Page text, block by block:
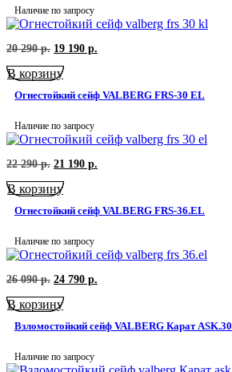
Наличие по запросу
20 290р. Первоначальная
составляла
290
19 190 р.
р..
В корзину
Огнестойкий сейф VALBERG FRS-30 EL
Наличие по запросу
22 290р. Первоначальная
составляла
290
21 190 р.
р..
В корзину
Огнестойкий сейф VALBERG FRS-36.EL
Наличие по запросу
26 090р. Первоначальная
составляла
090
24 790 р.
р..
В корзину
Взломостойкий сейф VALBERG Карат ASK.30
Наличие по запросу